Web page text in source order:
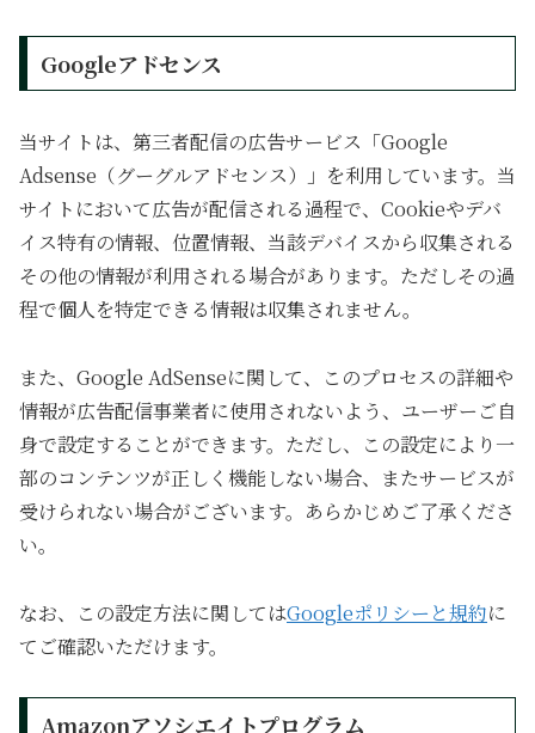
Googleアドセンス
当サイトは、第三者配信の広告サービス「Google
Adsense（グーグルアドセンス）」を利用しています。当
サイトにおいて広告が配信される過程で、Cookieやデバ
イス特有の情報、位置情報、当該デバイスから収集される
その他の情報が利用される場合があります。ただしその過
程で個人を特定できる情報は収集されません。
また、Google AdSenseに関して、このプロセスの詳細や
情報が広告配信事業者に使用されないよう、ユーザーご自
身で設定することができます。ただし、この設定により一
部のコンテンツが正しく機能しない場合、またサービスが
受けられない場合がございます。あらかじめご了承くださ
い。
なお、この設定方法に関してはGoogleポリシーと規約に
てご確認いただけます。
Amazonアソシエイトプログラム